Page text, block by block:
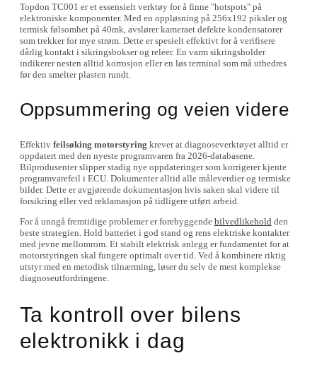
Topdon TC001 er et essensielt verktøy for å finne "hotspots" på
elektroniske komponenter. Med en oppløsning på 256x192 piksler og
termisk følsomhet på 40mk, avslører kameraet defekte kondensatorer
som trekker for mye strøm. Dette er spesielt effektivt for å verifisere
dårlig kontakt i sikringsbokser og releer. En varm sikringsholder
indikerer nesten alltid korrosjon eller en løs terminal som må utbedres
før den smelter plasten rundt.
Oppsummering og veien videre
Effektiv feilsøking motorstyring krever at diagnoseverktøyet alltid er
oppdatert med den nyeste programvaren fra 2026-databasene.
Bilprodusenter slipper stadig nye oppdateringer som korrigerer kjente
programvarefeil i ECU. Dokumenter alltid alle måleverdier og termiske
bilder. Dette er avgjørende dokumentasjon hvis saken skal videre til
forsikring eller ved reklamasjon på tidligere utført arbeid.
For å unngå fremtidige problemer er forebyggende bilvedlikehold den
beste strategien. Hold batteriet i god stand og rens elektriske kontakter
med jevne mellomrom. Et stabilt elektrisk anlegg er fundamentet for at
motorstyringen skal fungere optimalt over tid. Ved å kombinere riktig
utstyr med en metodisk tilnærming, løser du selv de mest komplekse
diagnoseutfordringene.
Ta kontroll over bilens
elektronikk i dag